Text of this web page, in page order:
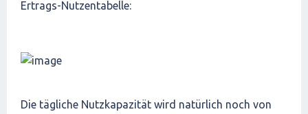
Ertrags-Nutzentabelle:
Die tägliche Nutzkapazität wird natürlich noch von